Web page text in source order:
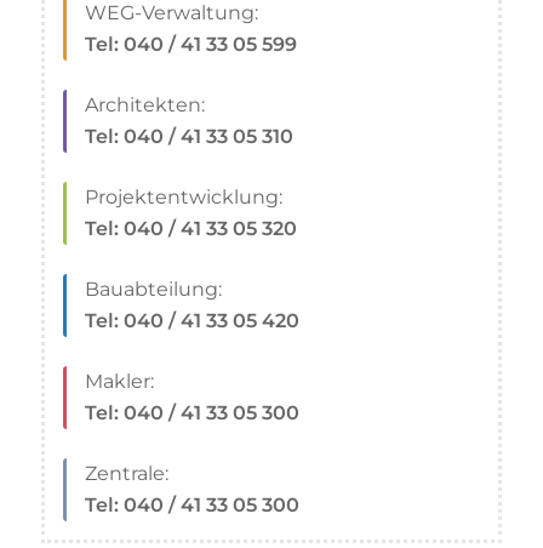
WEG-Verwaltung:
Tel: 040 / 41 33 05 599
Architekten:
Tel: 040 / 41 33 05 310
Projektentwicklung:
Tel: 040 / 41 33 05 320
Bauabteilung:
Tel: 040 / 41 33 05 420
Makler:
Tel: 040 / 41 33 05 300
Zentrale:
Tel: 040 / 41 33 05 300